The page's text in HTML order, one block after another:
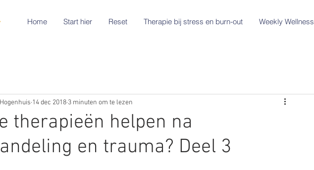
Home Start hier Reset Therapie bij stress en burn-out Weekly Wellness
therapieën helpen na
en trauma? Deel 3
14 dec 2018 3 minuten om te lezen